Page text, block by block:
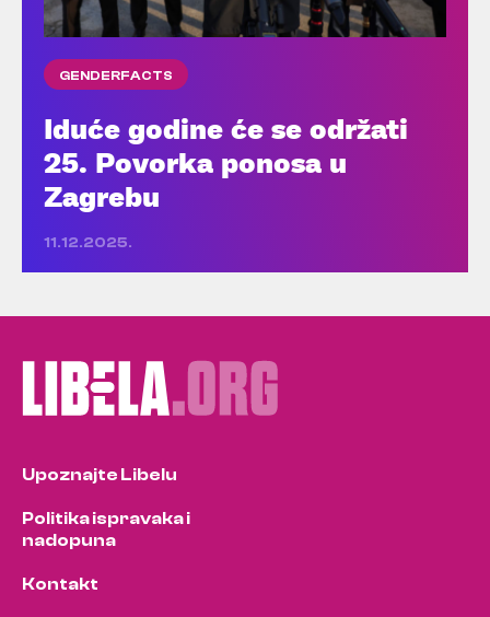
GENDERFACTS
Iduće godine će se održati
25. Povorka ponosa u
Zagrebu
11.12.2025.
Upoznajte Libelu
Politika ispravaka i
nadopuna
Kontakt